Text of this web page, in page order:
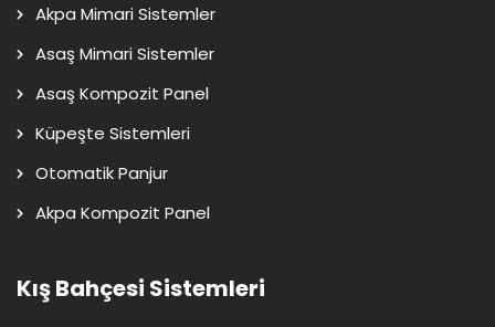
Akpa Mimari Sistemler
Asaş Mimari Sistemler
Asaş Kompozit Panel
Küpeşte Sistemleri
Otomatik Panjur
Akpa Kompozit Panel
Kış Bahçesi Sistemleri